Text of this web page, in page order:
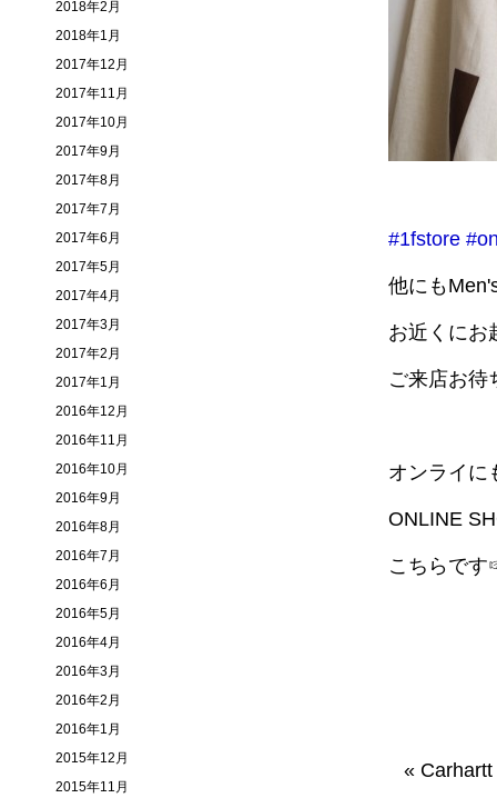
#1fstore
他にも
お近くにお
ご来店お待
オンライに
ONLINE
こちら
«
2018年2月
2018年1月
2017年12月
2017年11月
2017年10月
2017年9月
2017年8月
2017年7月
2017年6月
2017年5月
2017年4月
2017年3月
2017年2月
2017年1月
2016年12月
2016年11月
2016年10月
2016年9月
2016年8月
2016年7月
2016年6月
2016年5月
2016年4月
2016年3月
2016年2月
2016年1月
2015年12月
2015年11月